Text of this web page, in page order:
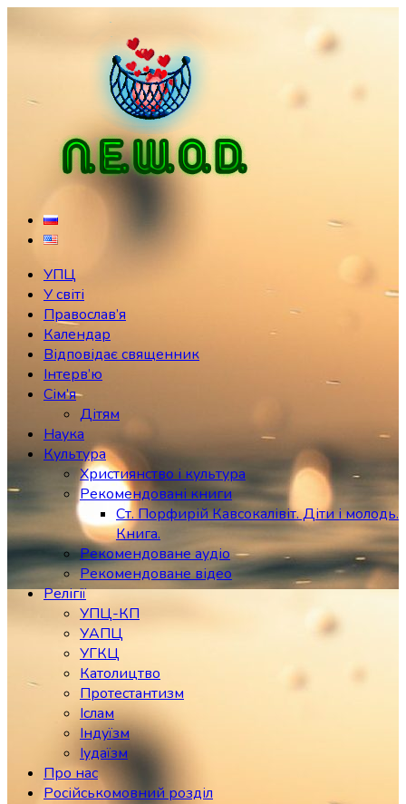
УПЦ
У світі
Православ’я
Календар
Відповідає священник
Інтерв’ю
Сім’я
Дітям
Наука
Культура
Християнство і культура
Рекомендовані книги
Ст. Порфирій Кавсокалівіт. Діти і молодь.
Книга.
Рекомендоване аудіо
Рекомендоване відео
Релігії
УПЦ-КП
УАПЦ
УГКЦ
Католицтво
Протестантизм
Іслам
Індуїзм
Іудаїзм
Про нас
Російськомовний розділ